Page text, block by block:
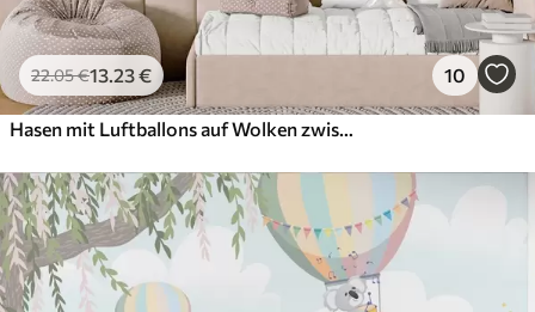
22.05€13.23€ 10
Hasen mit Luftballons auf Wolken zwischen Berggipfeln